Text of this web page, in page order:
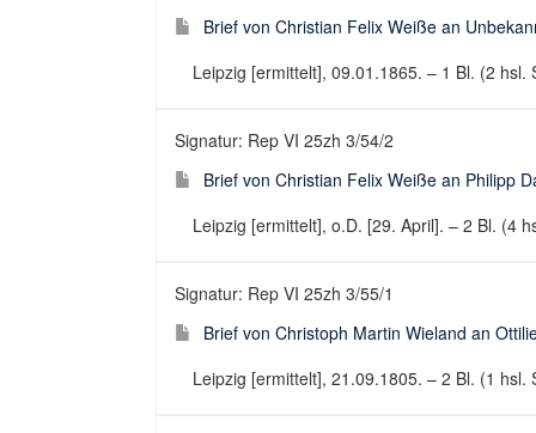
Brief von Christian Felix Weiße an
Leipzig [ermittelt], 09.01.1865. – 1 Bl. (2
Signatur: Rep VI 25zh 3/54/2
Brief von Christian Felix Weiße an Philipp
Leipzig [ermittelt], o.D. [29. April]. – 2 Bl. (4
Signatur: Rep VI 25zh 3/55/1
Brief von Christoph Martin Wieland an
Leipzig [ermittelt], 21.09.1805. – 2 Bl. (1